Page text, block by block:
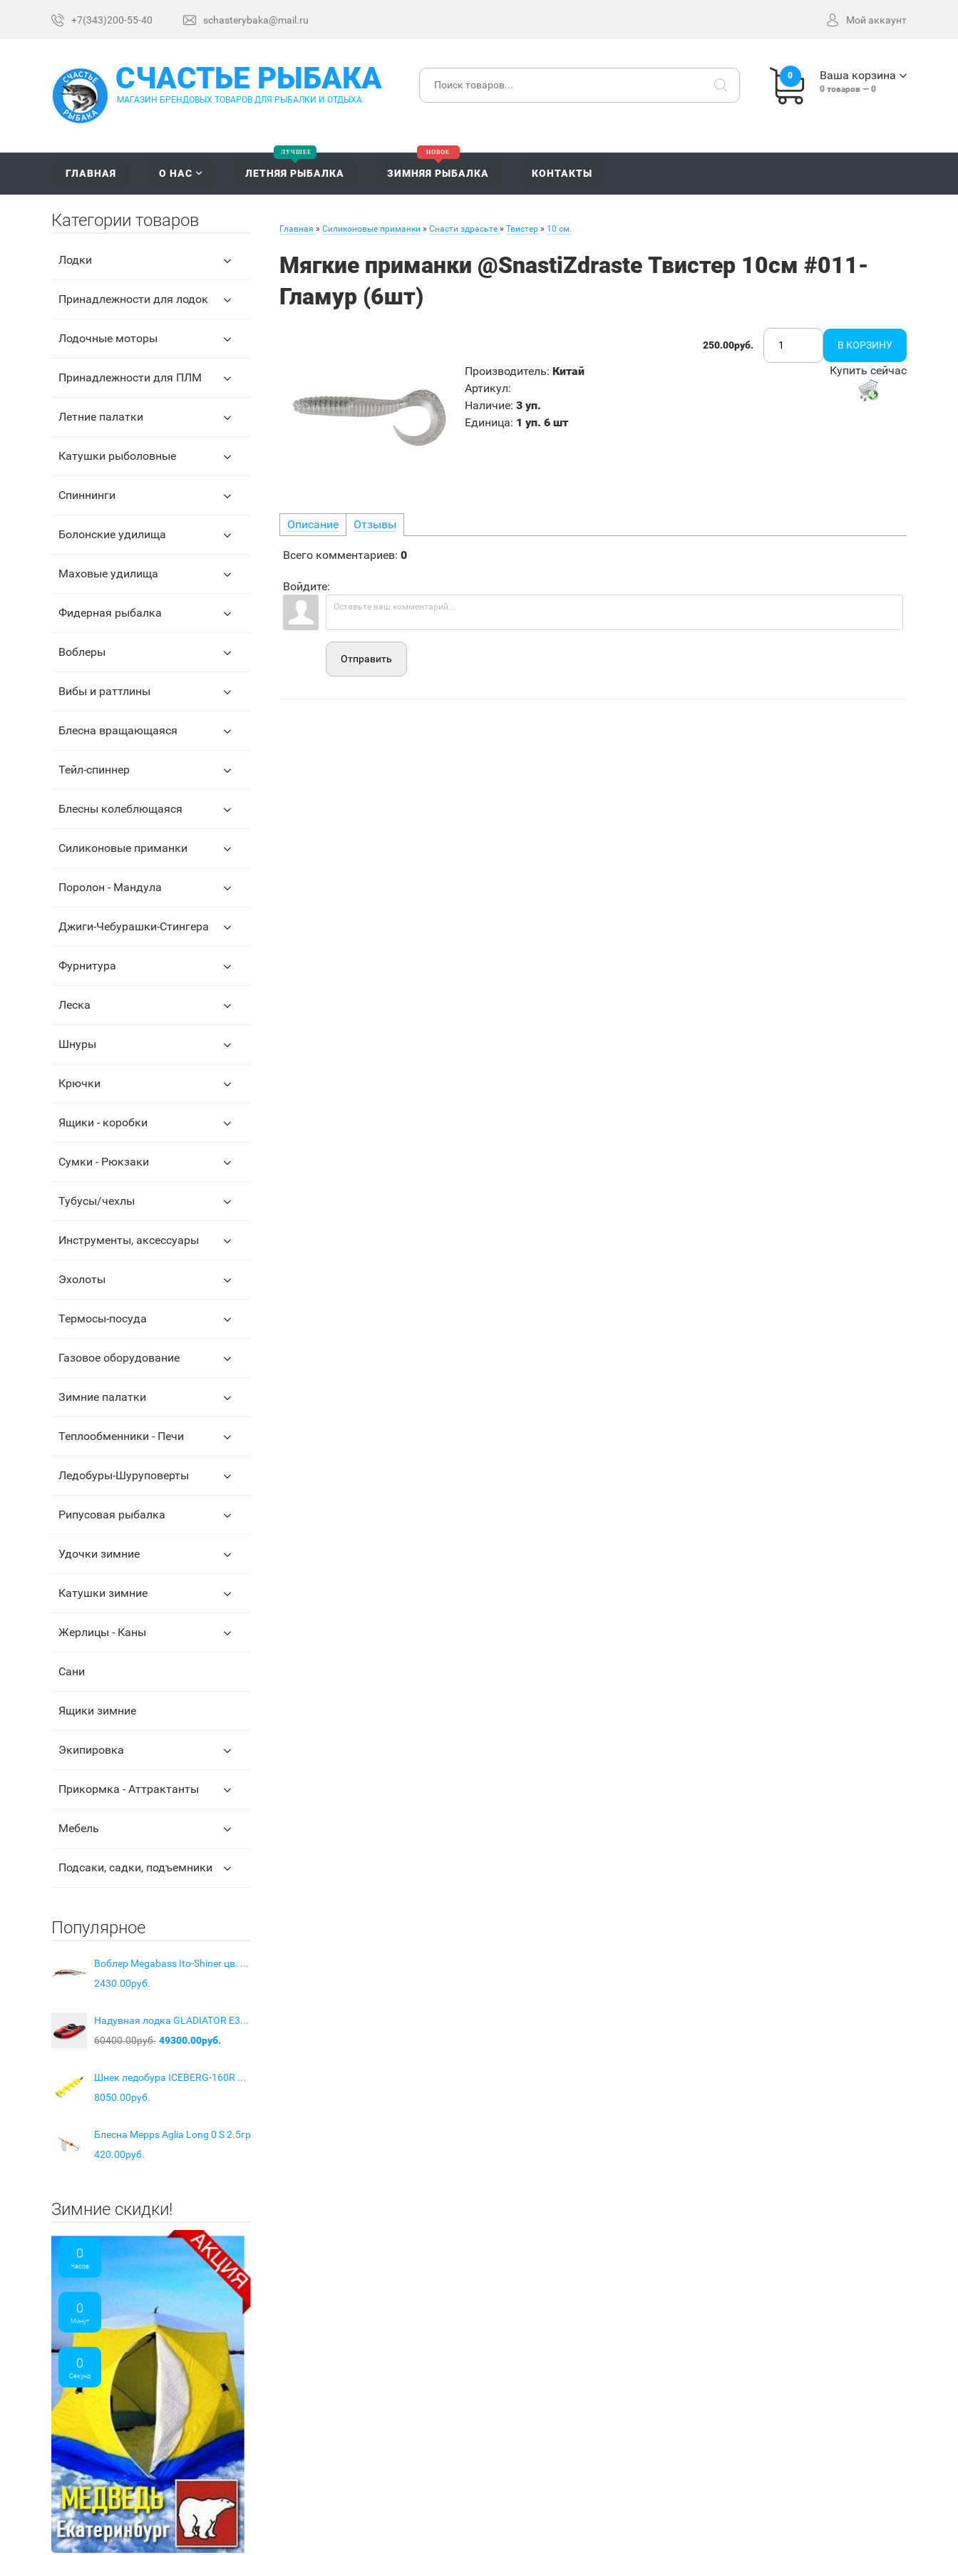
+7(343)200-55-40 schasterybaka@mail.ru Мой аккаунт
СЧАСТЬЕ РЫБАКА
МАГАЗИН БРЕНДОВЫХ ТОВАРОВ ДЛЯ РЫБАЛКИ И ОТДЫХА
0 Ваша корзина
0 товаров — 0
ГЛАВНАЯ О НАС ЛЕТНЯЯ РЫБАЛКА ЗИМНЯЯ РЫБАЛКА КОНТАКТЫ
Главная » Силиконовые приманки » Снасти здрасьте » Твистер » 10 см.
Мягкие приманки @SnastiZdraste Твистер 10см #011-
Гламур (6шт)
250.00руб.
Производитель: Китай
Артикул:
Наличие: 3 уп.
Единица: 1 уп. 6 шт
Купить сейчас
Описание Отзывы
Всего комментариев: 0
Войдите:
Отправить
Категории товаров
Лодки
Принадлежности для лодок
Лодочные моторы
Принадлежности для ПЛМ
Летние палатки
Катушки рыболовные
Спиннинги
Болонские удилища
Маховые удилища
Фидерная рыбалка
Воблеры
Вибы и раттлины
Блесна вращающаяся
Тейл-спиннер
Блесны колеблющаяся
Силиконовые приманки
Поролон - Мандула
Джиги-Чебурашки-Стингера
Фурнитура
Леска
Шнуры
Крючки
Ящики - коробки
Сумки - Рюкзаки
Тубусы/чехлы
Инструменты, аксессуары
Эхолоты
Термосы-посуда
Газовое оборудование
Зимние палатки
Теплообменники - Печи
Ледобуры-Шуруповерты
Рипусовая рыбалка
Удочки зимние
Катушки зимние
Жерлицы - Каны
Сани
Ящики зимние
Экипировка
Прикормка - Аттрактанты
Мебель
Подсаки, садки, подъемники
Популярное
Воблер Megabass Ito-Shiner цв. Wagin setsuki ayu
2430.00руб.
Надувная лодка GLADIATOR E330S красно-черный
60400.00руб. 49300.00руб.
Шнек ледобура ICEBERG-160R Steel head (правое вращение)
8050.00руб.
Блесна Mepps Aglia Long 0 S 2.5гр
420.00руб.
Зимние скидки!
0
Часов
0
Минут
0
Секунд